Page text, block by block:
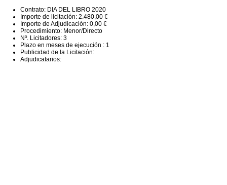
Contrato: DIA DEL LIBRO 2020
Importe de licitación: 2.480,00 €
Importe de Adjudicación: 0,00 €
Procedimiento: Menor/Directo
Nº. Licitadores: 3
Plazo en meses de ejecución : 1
Publicidad de la Licitación:
Adjudicatarios: